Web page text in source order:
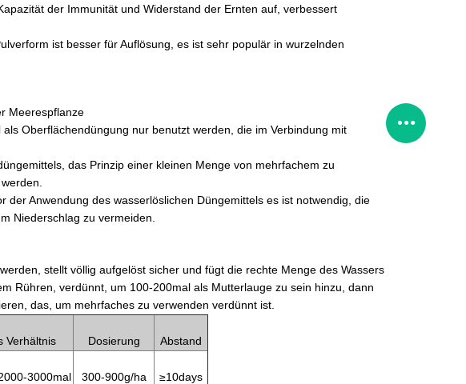
der Immunität und Widerstand der Ernten auf, verbessert
ist besser für Auflösung, es ist sehr populär in wurzelnden
Meerespflanze
Oberflächendüngung nur benutzt werden, die im Verbindung mit
das Prinzip einer kleinen Menge von mehrfachem zu
Anwendung des wasserlöslichen Düngemittels es ist notwendig, die
Niederschlag zu vermeiden.
stellt völlig aufgelöst sicher und fügt die rechte Menge des Wassers
Rühren, verdünnt, um 100-200mal als Mutterlauge zu sein hinzu, dann
das, um mehrfaches zu verwenden verdünnt ist.
Verhältnis Dosierung
Abstand
3000mal 300-900g/ha
≥10days